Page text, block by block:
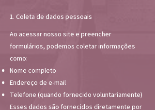
1. Coleta de dados pessoais
Ao acessar nosso site e preencher
formulários, podemos coletar informações
como:
Nome completo
Endereço de e-mail
Telefone (quando fornecido voluntariamente)
Esses dados são fornecidos diretamente por